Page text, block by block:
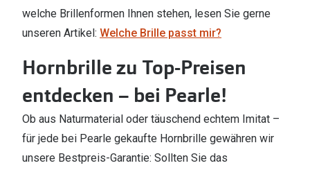
welche Brillenformen Ihnen stehen, lesen Sie gerne
unseren Artikel: Welche Brille passt mir?
Hornbrille zu Top-Preisen
entdecken – bei Pearle!
Ob aus Naturmaterial oder täuschend echtem Imitat –
für jede bei Pearle gekaufte Hornbrille gewähren wir
unsere Bestpreis-Garantie: Sollten Sie das